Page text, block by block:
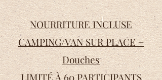
NOURRITURE INCLUSE
CAMPING/VAN SUR PLACE+
Douches
LIMITÉ À 60PARTICIPANTS